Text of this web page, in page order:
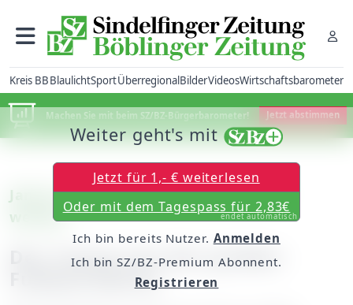
Kreis BBBlaulichtSportÜberregionalBilderVideosWirtschaftsbarometer
Machen Sie mit beim SZ/BZ-Bürgerbarometer! Jetzt abstimmen
Janne und Matti Berner wollen Profi
werden
Der Traum von der großen
Fußball-Bühne
Weiter geht's mit
Jetzt für 1,- € weiterlesen
Oder mit dem Tagespass für 2,83€
endet automatisch
Ich bin bereits Nutzer. Anmelden
Ich bin SZ/BZ-Premium Abonnent.
Registrieren